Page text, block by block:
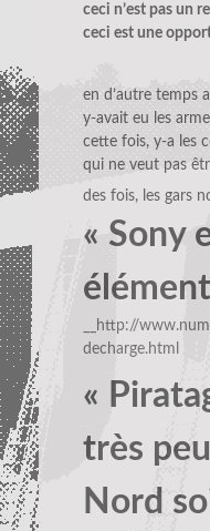
ceci n’est pas un
ceci est une
en d’autre temps
y-avait eu les
cette fois, y-a les
qui ne veut pas
des fois, les gars
« Sony
__http://
decharge.html
«
très
Nord